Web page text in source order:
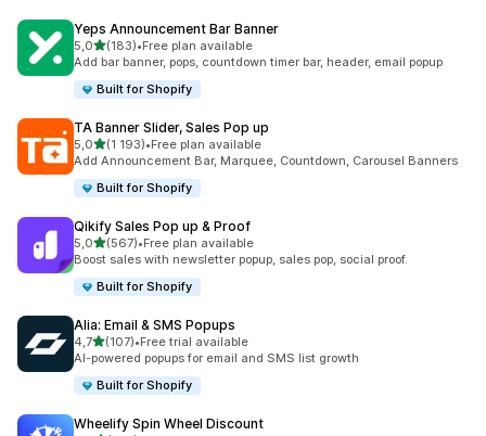
Yeps Announcement Bar Banner
5,0z 5 hvězd
(183)
Celkový počet recenzí: 183
•Free plan available
Add bar banner, pops, countdown timer bar, header, email popup
Built for Shopify
TA Banner Slider, Sales Pop up
5,0z 5 hvězd
(1 193)
Celkový počet recenzí: 1193
•Free plan available
Add Announcement Bar, Marquee, Countdown, Carousel Banners
Built for Shopify
Qikify Sales Pop up & Proof
5,0z 5 hvězd
(567)
Celkový počet recenzí: 567
•Free plan available
Boost sales with newsletter popup, sales pop, social proof.
Built for Shopify
Alia: Email & SMS Popups
4,7z 5 hvězd
(107)
Celkový počet recenzí: 107
•Free trial available
AI-powered popups for email and SMS list growth
Built for Shopify
Wheelify Spin Wheel Discount